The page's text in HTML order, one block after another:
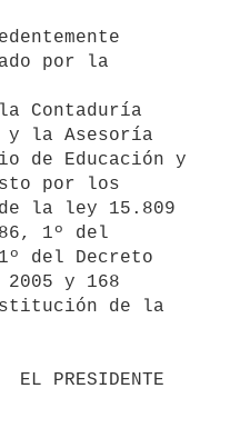
por la
Contaduría
y la Asesoría
de Educación y
por los
la ley 15.809
1º del
del Decreto
y 168
de la